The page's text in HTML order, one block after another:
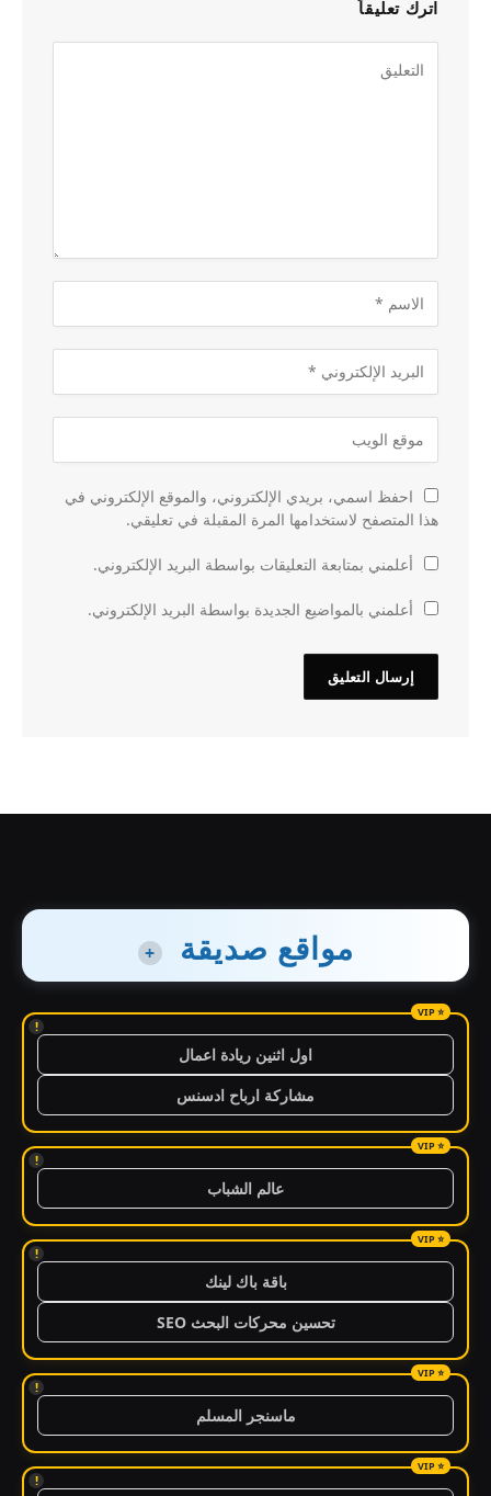
اترك تعليقاً
احفظ اسمي، بريدي الإلكتروني، والموقع الإلكتروني في
هذا المتصفح لاستخدامها المرة المقبلة في تعليقي.
أعلمني بمتابعة التعليقات بواسطة البريد الإلكتروني.
أعلمني بالمواضيع الجديدة بواسطة البريد الإلكتروني.
مواقع صديقة +
!
اول اثنين ريادة اعمال
مشاركة ارباح ادسنس
!
عالم الشباب
!
باقة باك لينك
تحسين محركات البحث SEO
!
ماسنجر المسلم
!